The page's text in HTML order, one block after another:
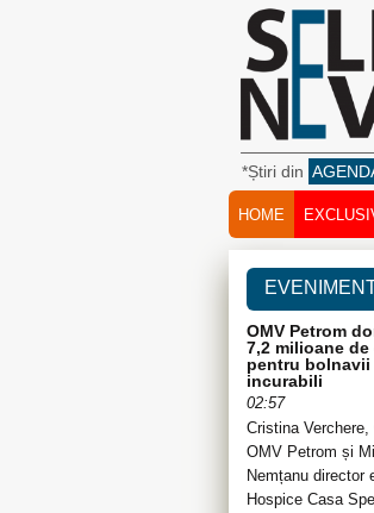
*Știri din
HOME
OMV Petrom
7,2 milioane de
pentru bolnavii
incurabili
02:57
Cristina Verchere,
OMV Petrom și
Nemțanu director
Hospice Casa